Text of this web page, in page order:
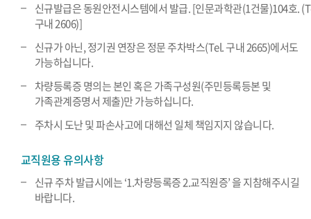
신규발급은 동원안전시스템에서 발급. [인문과학관(1건물)104호.
구내 2606)]
신규가 아닌, 정기권 연장은 정문 주차박스(Tel. 구내 2665)에서도
가능하십니다.
차량등록증 명의는 본인 혹은 가족구성원(주민등록등본 및
가족관계증명서 제출)만 가능하십니다.
주차시 도난 및 파손사고에 대해선 일체 책임지지 않습니다.
교직원용 유의사항
신규 주차 발급시에는 ‘1.차량등록증 2.교직원증’ 을 지참해주시길
바랍니다.